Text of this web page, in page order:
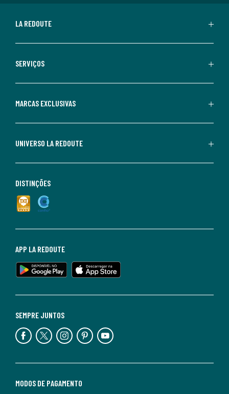
LA REDOUTE
SERVIÇOS
MARCAS EXCLUSIVAS
UNIVERSO LA REDOUTE
MODOS DE PAGAMENTO
SEMPRE JUNTOS
APP LA REDOUTE
DISTINÇÕES